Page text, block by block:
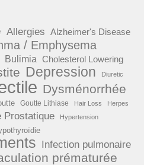
Allergies Alzheimer's Disease
/ Emphysema
Bulimia Cholesterol Lowering
Depression Diuretic
Dysménorrhée
Goutte Lithiase Hair Loss Herpes
Prostatique Hypertension
Infection pulmonaire
prématurée